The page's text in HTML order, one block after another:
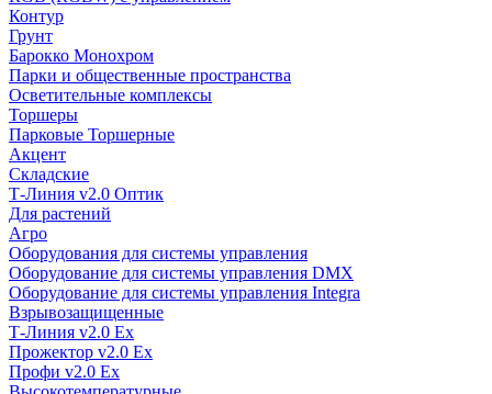
Контур
Грунт
Барокко Монохром
Парки и общественные пространства
Осветительные комплексы
Торшеры
Парковые Торшерные
Акцент
Складские
Т-Линия v2.0 Оптик
Для растений
Агро
Оборудования для системы управления
Оборудование для системы управления DMX
Оборудование для системы управления Integra
Взрывозащищенные
Т-Линия v2.0 Ex
Прожектор v2.0 Ex
Профи v2.0 Ex